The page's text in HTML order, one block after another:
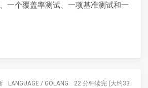
一个覆盖率测试、一项基准测试和一
LANGUAGE / GOLANG 22 分钟读完 (大约3331个